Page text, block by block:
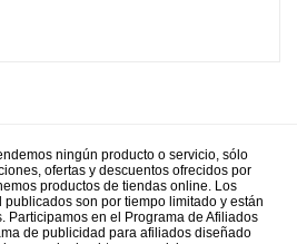
ningún producto o servicio, sólo
ofertas y descuentos ofrecidos por
productos de tiendas online. Los
son por tiempo limitado y están
Participamos en el Programa de Afiliados
de publicidad para afiliados diseñado